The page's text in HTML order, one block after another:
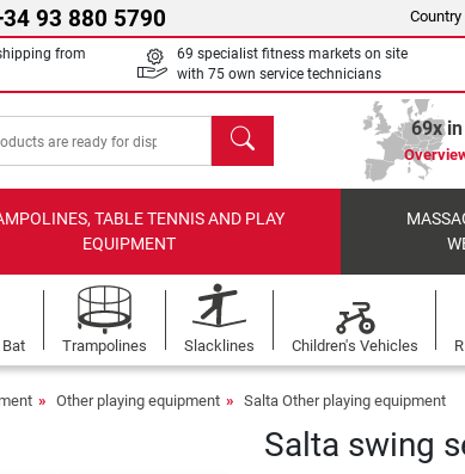
93 880 5790
from
69 specialist fitness markets on site
with 75 own service technicians
search 69x
TABLE TENNIS AND PLAY
EQUIPMENT
Trampolines Slacklines Children's Vehicles
Other playing equipment Salta Other playing equipment
Salta swing